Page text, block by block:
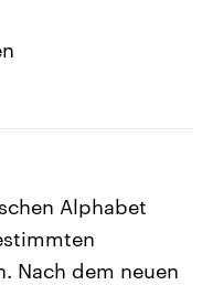
Alphabet
Nach dem neuen